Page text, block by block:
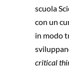
scuola
con un
in modo
critical